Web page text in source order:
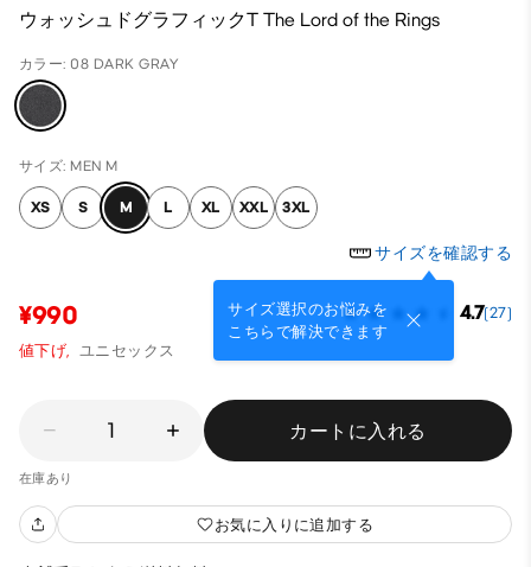
ウォッシュドグラフィックT The Lord of the Rings
カラー: 08 DARK GRAY
サイズ: MEN M
XS S M L XL XXL 3XL
サイズを確認する
サイズ選択のお悩みを
こちらで解決できます
¥990 4.7(27)
値下げ, ユニセックス
1 カートに入れる
在庫あり
お気に入りに追加する